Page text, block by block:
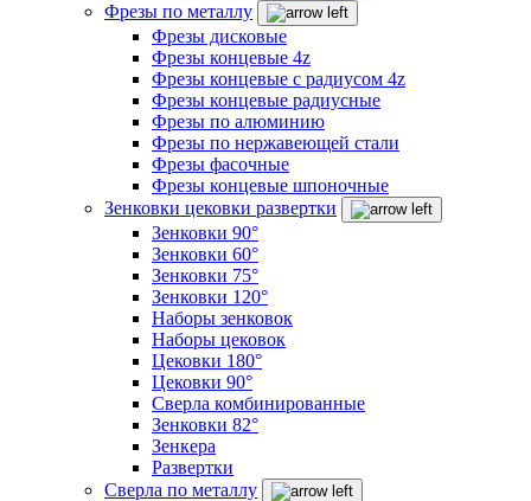
Фрезы по металлу
Фрезы дисковые
Фрезы концевые 4z
Фрезы концевые с радиусом 4z
Фрезы концевые радиусные
Фрезы по алюминию
Фрезы по нержавеющей стали
Фрезы фасочные
Фрезы концевые шпоночные
Зенковки цековки развертки
Зенковки 90°
Зенковки 60°
Зенковки 75°
Зенковки 120°
Наборы зенковок
Наборы цековок
Цековки 180°
Цековки 90°
Сверла комбинированные
Зенковки 82°
Зенкера
Развертки
Сверла по металлу